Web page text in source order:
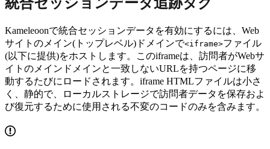
Kameleoonで統合セッションデータを有効にするには、Web
サイトのメイン(トップレベル)ドメインで<iframe>ファイル
(以下に提供)をホストします。このiframeは、訪問者がWebサ
イトのメインドメインと一致しないURLを持つページに移
動するたびにロードされます。iframe HTMLファイルは小さ
く、静的で、ローカルストレージで訪問者データを保存およ
び復元するために使用される不変のコードのみを含みます。